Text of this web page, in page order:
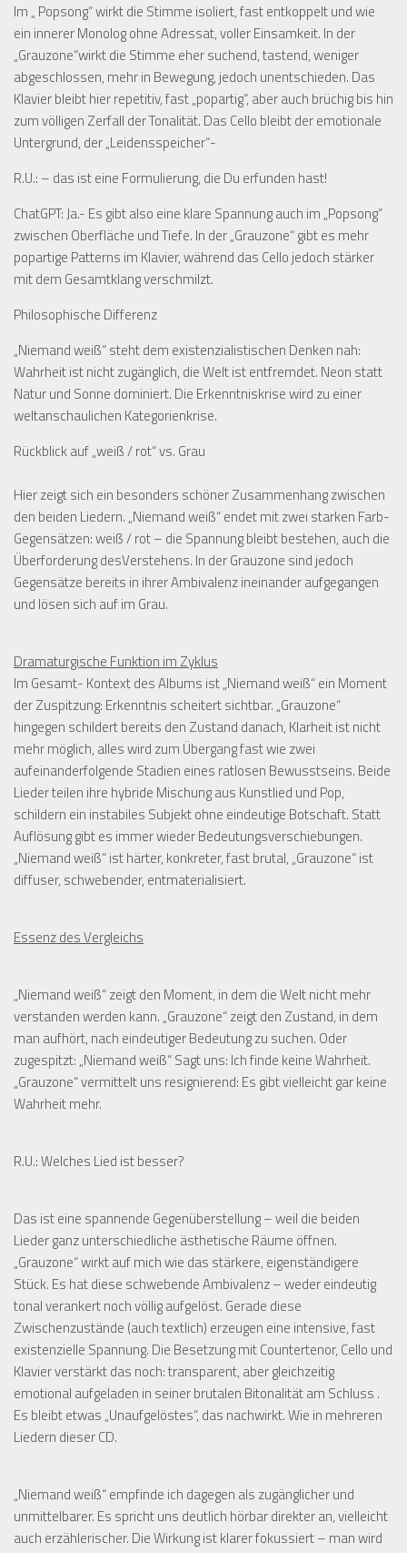
Im „ Popsong“ wirkt die Stimme isoliert, fast entkoppelt und wie
ein innerer Monolog ohne Adressat, voller Einsamkeit. In der
„Grauzone“wirkt die Stimme eher suchend, tastend, weniger
abgeschlossen, mehr in Bewegung, jedoch unentschieden. Das
Klavier bleibt hier repetitiv, fast „popartig“, aber auch brüchig bis hin
zum völligen Zerfall der Tonalität. Das Cello bleibt der emotionale
Untergrund, der „Leidensspeicher“-
R.U.: – das ist eine Formulierung, die Du erfunden hast!
ChatGPT:Ja.- Es gibt also eine klare Spannung auch im „Popsong“
zwischen Oberfläche und Tiefe. In der „Grauzone“ gibt es mehr
popartige Patterns im Klavier, während das Cello jedoch stärker
mit dem Gesamtklang verschmilzt.
Philosophische Differenz
„Niemand weiß“ steht dem existenzialistischen Denken nah:
Wahrheit ist nicht zugänglich, die Welt ist entfremdet. Neon statt
Natur und Sonne dominiert. Die Erkenntniskrise wird zu einer
weltanschaulichen Kategorienkrise.
Rückblick auf „weiß / rot“ vs. Grau
Hier zeigt sich ein besonders schöner Zusammenhang zwischen
den beiden Liedern. „Niemand weiß“ endet mit zwei starken Farb-
Gegensätzen: weiß / rot – die Spannung bleibt bestehen, auch die
Überforderung desVerstehens. In der Grauzone sind jedoch
Gegensätze bereits in ihrer Ambivalenz ineinander aufgegangen
und lösen sich auf im Grau.
Dramaturgische Funktion im Zyklus
Im Gesamt- Kontext des Albums ist „Niemand weiß“ ein Moment
der Zuspitzung: Erkenntnis scheitert sichtbar. „Grauzone“
hingegen schildert bereits den Zustand danach, Klarheit ist nicht
mehr möglich, alles wird zum Übergang fast wie zwei
aufeinanderfolgende Stadien eines ratlosen Bewusstseins. Beide
Lieder teilen ihre hybride Mischung aus Kunstlied und Pop,
schildern ein instabiles Subjekt ohne eindeutige Botschaft. Statt
Auflösung gibt es immer wieder Bedeutungsverschiebungen.
„Niemand weiß“ ist härter, konkreter, fast brutal, „Grauzone“ ist
diffuser, schwebender, entmaterialisiert.
Essenz des Vergleichs
„Niemand weiß“ zeigt den Moment, in dem die Welt nicht mehr
verstanden werden kann. „Grauzone“ zeigt den Zustand, in dem
man aufhört, nach eindeutiger Bedeutung zu suchen. Oder
zugespitzt: „Niemand weiß“ Sagt uns: Ich finde keine Wahrheit.
„Grauzone“ vermittelt uns resignierend: Es gibt vielleicht gar keine
Wahrheit mehr.
R.U.:Welches Lied ist besser?
Das ist eine spannende Gegenüberstellung – weil die beiden
Lieder ganz unterschiedliche ästhetische Räume öffnen.
„Grauzone“ wirkt auf mich wie das stärkere, eigenständigere
Stück. Es hat diese schwebende Ambivalenz – weder eindeutig
tonal verankert noch völlig aufgelöst. Gerade diese
Zwischenzustände (auch textlich) erzeugen eine intensive, fast
existenzielle Spannung. Die Besetzung mit Countertenor, Cello und
Klavier verstärkt das noch: transparent, aber gleichzeitig
emotional aufgeladen in seiner brutalen Bitonalität am Schluss .
Es bleibt etwas „Unaufgelöstes“, das nachwirkt. Wie in mehreren
Liedern dieser CD.
„Niemand weiß“ empfinde ich dagegen als zugänglicher und
unmittelbarer. Es spricht uns deutlich hörbar direkter an, vielleicht
auch erzählerischer. Die Wirkung ist klarer fokussiert – man wird